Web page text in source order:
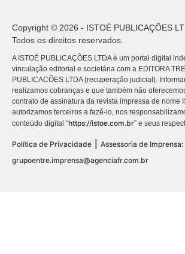
Copyright © 2026 - ISTOÉ PUBLICAÇÕES
Todos os direitos reservados.
A ISTOÉ PUBLICAÇÕES LTDA é um portal digital
vinculação editorial e societária com a EDITORA
PUBLICACÕES LTDA (recuperação judicial).
realizamos cobranças e que também não
contrato de assinatura da revista impressa de nome
autorizamos terceiros a fazê-lo, nos
conteúdo digital “https://istoe.com.br” e seus
Política de Privacidade
Assessoria de Imprensa:
grupoentre.imprensa@agenciafr.com.br